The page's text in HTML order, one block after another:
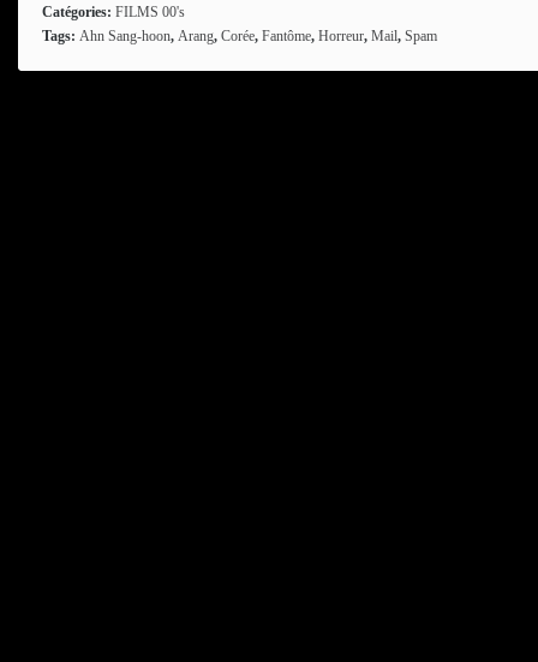
Catégories: FILMS 00's
Tags: Ahn Sang-hoon, Arang, Corée, Fantôme, Horreur, Mail, Spam